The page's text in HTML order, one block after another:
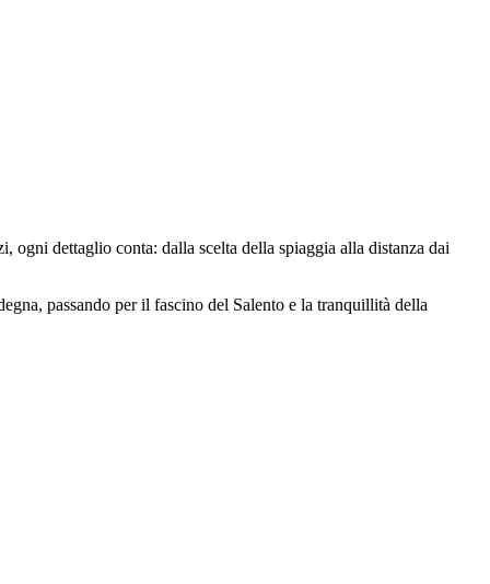
ogni dettaglio conta: dalla scelta della spiaggia alla distanza dai
passando per il fascino del Salento e la tranquillità della